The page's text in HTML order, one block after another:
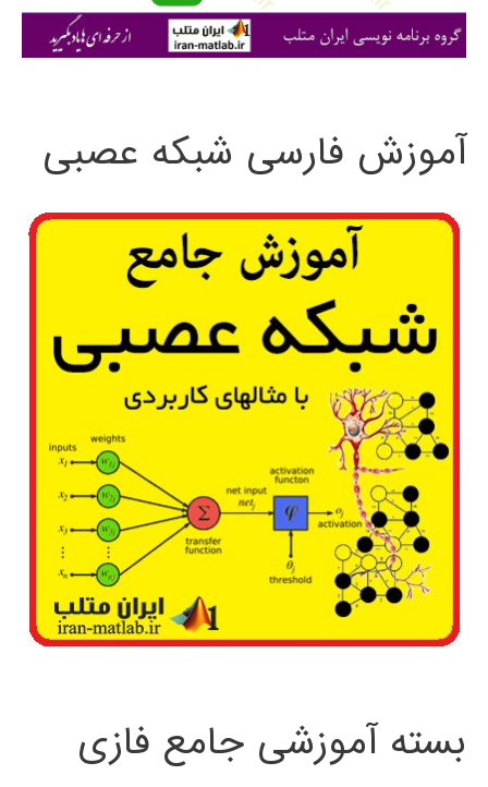
ی
آموزش فارسی شبکه عصبی
بسته آموزشی جامع فازی